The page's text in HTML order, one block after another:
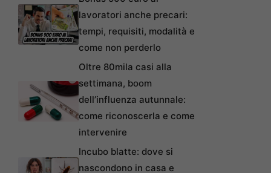
lavoratori anche precari:
tempi, requisiti, modalità e
come non perderlo
Oltre 80mila casi alla
settimana, boom
dell’influenza autunnale:
come riconoscerla e come
intervenire
Incubo blatte: dove si
nascondono in casa e